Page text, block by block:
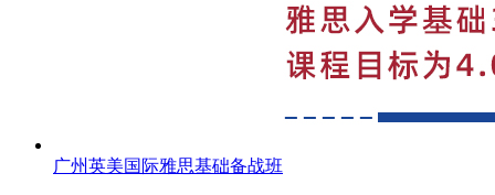
广州英美国际雅思基础备战班